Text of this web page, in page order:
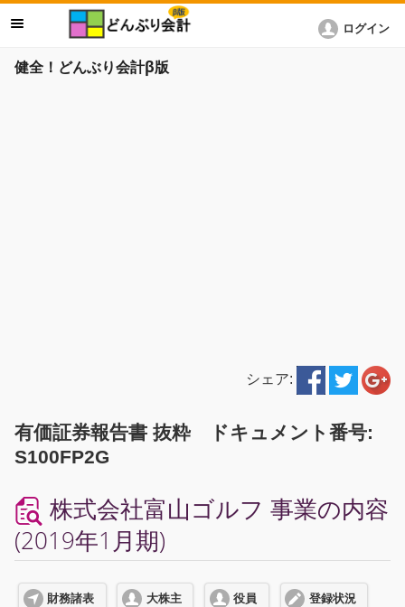
健全！どんぶり会計β版
ログイン
シェア:
有価証券報告書 抜粋 ドキュメント番号:
S100FP2G
株式会社富山ゴルフ 事業の内容
(2019年1月期)
財務諸表 大株主 役員 登録状況